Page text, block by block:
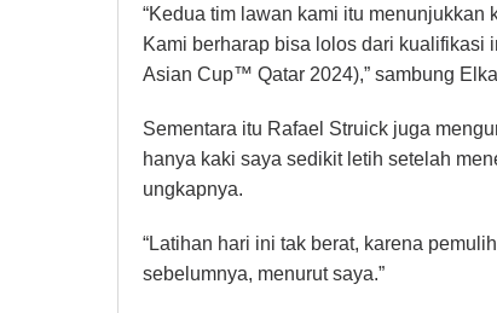
“Kedua tim lawan kami itu
Kami berharap bisa lolos dari kualifikasi
Asian Cup™ Qatar 2024),” sambung
Sementara itu Rafael Struick juga
hanya kaki saya sedikit letih setelah
ungkapnya.
“Latihan hari ini tak berat, karena
sebelumnya, menurut saya.”